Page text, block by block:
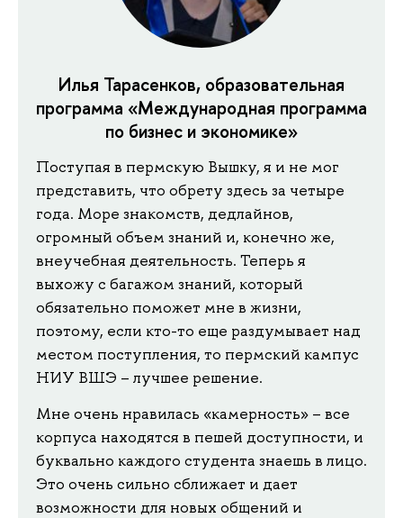
Илья Тарасенков, образовательная
программа «Международная программа
по бизнес и экономике»
Поступая в пермскую Вышку, я и не мог
представить, что обрету здесь за четыре
года. Море знакомств, дедлайнов,
огромный объем знаний и, конечно же,
внеучебная деятельность. Теперь я
выхожу с багажом знаний, который
обязательно поможет мне в жизни,
поэтому, если кто-то еще раздумывает над
местом поступления, то пермский кампус
НИУ ВШЭ – лучшее решение.
Мне очень нравилась «камерность» – все
корпуса находятся в пешей доступности, и
буквально каждого студента знаешь в лицо.
Это очень сильно сближает и дает
возможности для новых общений и